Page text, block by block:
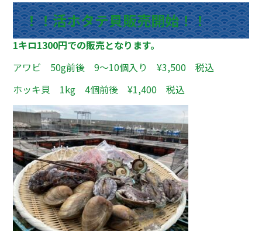
！！活ホタテ貝販売開始！！
1キロ1300円での販売となります。
アワビ 50g前後 9～10個入り ¥3,500 税込
ホッキ貝 1kg 4個前後 ¥1,400 税込